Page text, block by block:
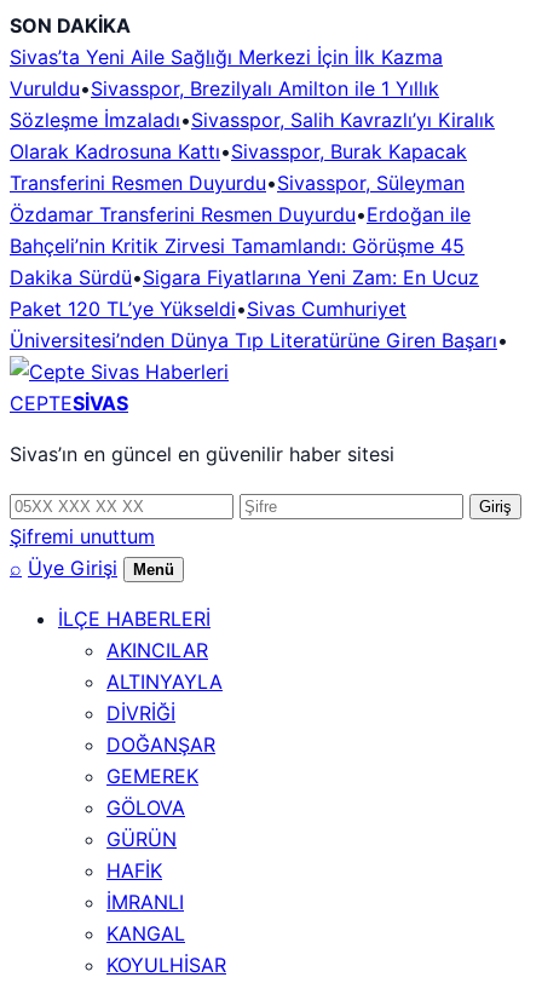
İçeriğe
geç
SON DAKİKA
Sivas’ta Yeni Aile Sağlığı Merkezi İçin İlk Kazma
Vuruldu•Sivasspor, Brezilyalı Amilton ile 1 Yıllık
Sözleşme İmzaladı•Sivasspor, Salih Kavrazlı’yı Kiralık
Olarak Kadrosuna Kattı•Sivasspor, Burak Kapacak
Transferini Resmen Duyurdu•Sivasspor, Süleyman
Özdamar Transferini Resmen Duyurdu•Erdoğan ile
Bahçeli’nin Kritik Zirvesi Tamamlandı: Görüşme 45
Dakika Sürdü•Sigara Fiyatlarına Yeni Zam: En Ucuz
Paket 120 TL’ye Yükseldi•Sivas Cumhuriyet
Üniversitesi’nden Dünya Tıp Literatürüne Giren Başarı•
CEPTESİVAS
Sivas’ın en güncel en güvenilir haber sitesi
Telefon
numarası
Şifre Giriş
Şifremi unuttum
⌕ Üye Girişi Menü
İLÇE HABERLERİ
AKINCILAR
ALTINYAYLA
DİVRİĞİ
DOĞANŞAR
GEMEREK
GÖLOVA
GÜRÜN
HAFİK
İMRANLI
KANGAL
KOYULHİSAR